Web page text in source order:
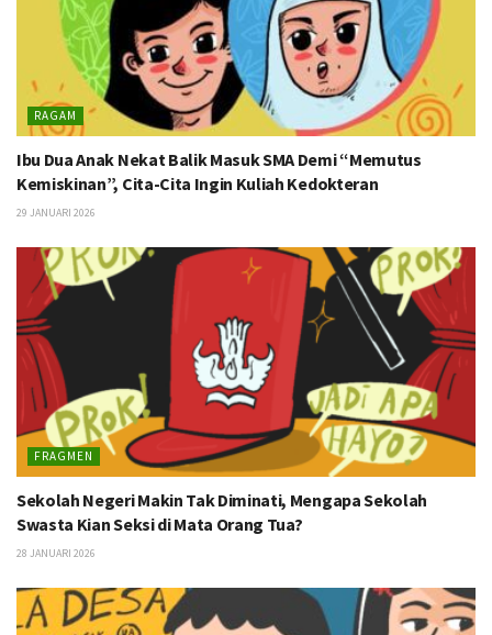
RAGAM
Ibu Dua Anak Nekat Balik Masuk SMA Demi “Memutus
Kemiskinan”, Cita-Cita Ingin Kuliah Kedokteran
29 JANUARI 2026
FRAGMEN
Sekolah Negeri Makin Tak Diminati, Mengapa Sekolah
Swasta Kian Seksi di Mata Orang Tua?
28 JANUARI 2026